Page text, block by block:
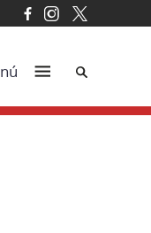
Cerca